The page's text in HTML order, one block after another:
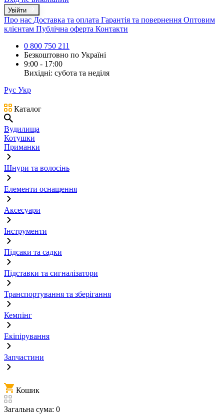
Увійти
Про нас Доставка та оплата Гарантія та повернення Оптовим
клієнтам Публічна оферта Контакти
0 800 750 211
Безкоштовно по Україні
9:00 - 17:00
Вихідні: субота та неділя
Рус Укр
Каталог
Вудилища
Котушки
Приманки
Шнури та волосінь
Елементи оснащення
Аксесуари
Інструменти
Підсаки та садки
Підставки та сигналізатори
Транспортування та зберігання
Кемпінг
Екіпірування
Запчастини
Кошик
Загальна сума: 0